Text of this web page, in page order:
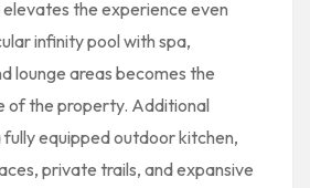
the experience even
infinity pool with spa,
lounge areas becomes the
of the property. Additional
equipped outdoor kitchen,
private trails, and expansive